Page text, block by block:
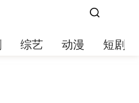
综艺 动漫 短剧